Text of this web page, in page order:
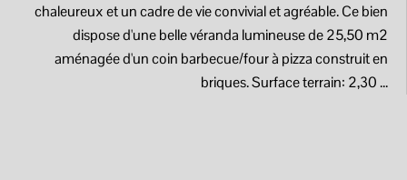
chaleureux et un cadre de vie convivial et agréable. Ce bien
dispose d'une belle véranda lumineuse de 25,50 m2
aménagée d'un coin barbecue/four à pizza construit en
briques. Surface terrain: 2,30 ...